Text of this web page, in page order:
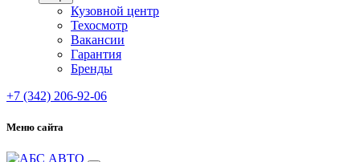
Кузовной центр
Техосмотр
Вакансии
Гарантия
Бренды
+7 (342) 206-92-06
Меню сайта